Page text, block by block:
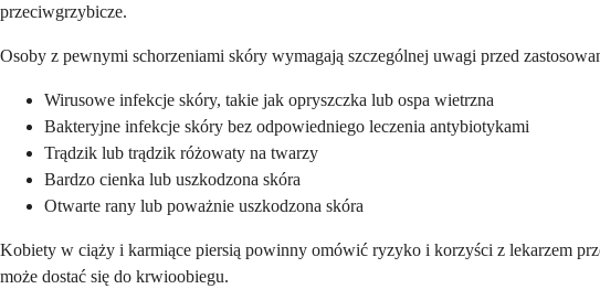
przeciwgrzybicze.
Osoby z pewnymi schorzeniami skóry wymagają szczególnej uwagi przed
Wirusowe infekcje skóry, takie jak opryszczka lub ospa wietrzna
Bakteryjne infekcje skóry bez odpowiedniego leczenia antybiotykami
Trądzik lub trądzik różowaty na twarzy
Bardzo cienka lub uszkodzona skóra
Otwarte rany lub poważnie uszkodzona skóra
Kobiety w ciąży i karmiące piersią powinny omówić ryzyko i korzyści z lekarzem
może dostać się do krwioobiegu.